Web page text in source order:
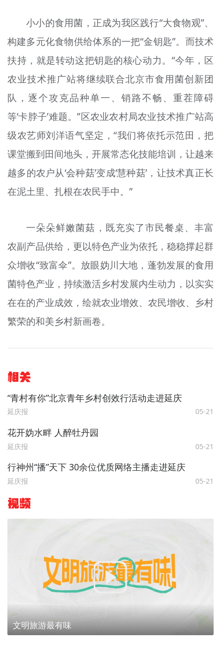
小小的食用菌，正成为我区践行“大食物观”、
构建多元化食物供给体系的一把“金钥匙”。而技术
扶持，就是转动这把钥匙的核心动力。“今年，区
农业技术推广站将继续联合北京市食用菌创新团
队，逐个攻克品种单一、销路不畅、重茬障碍
等‘卡脖子’难题。”区农业农村局农业技术推广站高
级农艺师刘洋语气坚定，“我们将依托示范田，把
课堂搬到田间地头，开展常态化技能培训，让越来
越多的农户从‘会种菇’变成‘慧种菇’，让技术真正长
在泥土里、扎根在农民手中。”
一朵朵鲜嫩菌菇，既充实了市民餐桌、丰富
农副产品供给，更以特色产业为依托，稳稳撑起群
众增收“致富伞”。放眼妫川大地，蓬勃发展的食用
菌特色产业，持续激活乡村发展内生动力，以实实
在在的产业成效，绘就农业增效、农民增收、乡村
繁荣的和美乡村新画卷。
相关
“青村有你”北京青年乡村创效行活动走进延庆
延庆报 05-21
花开妫水畔 人醉牡丹园
延庆报 05-21
行神州“播”天下 30余位优质网络主播走进延庆
延庆报 05-21
视频
文明旅游最有味